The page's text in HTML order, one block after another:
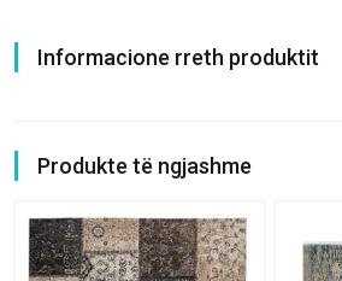
Informacione rreth produktit
Produkte të ngjashme